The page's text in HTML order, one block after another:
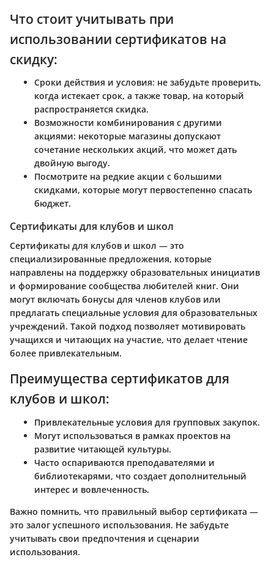
Что стоит учитывать при
использовании сертификатов на
скидку:
Сроки действия и условия: не забудьте проверить,
когда истекает срок, а также товар, на который
распространяется скидка.
Возможности комбинирования с другими
акциями: некоторые магазины допускают
сочетание нескольких акций, что может дать
двойную выгоду.
Посмотрите на редкие акции с большими
скидками, которые могут первостепенно спасать
бюджет.
Сертификаты для клубов и школ
Сертификаты для клубов и школ — это
специализированные предложения, которые
направлены на поддержку образовательных инициатив
и формирование сообщества любителей книг. Они
могут включать бонусы для членов клубов или
предлагать специальные условия для образовательных
учреждений. Такой подход позволяет мотивировать
учащихся и читающих на участие, что делает чтение
более привлекательным.
Преимущества сертификатов для
клубов и школ:
Привлекательные условия для групповых закупок.
Могут использоваться в рамках проектов на
развитие читающей культуры.
Часто оспариваются преподавателями и
библиотекарями, что создает дополнительный
интерес и вовлеченность.
Важно помнить, что правильный выбор сертификата —
это залог успешного использования. Не забудьте
учитывать свои предпочтения и сценарии
использования.